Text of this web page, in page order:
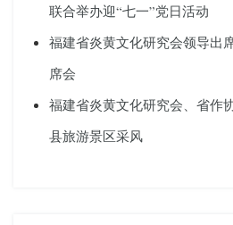
联合举办迎“七一”党日活动
福建省炎黄文化研究会领导出
席会
福建省炎黄文化研究会、省作
县旅游景区采风